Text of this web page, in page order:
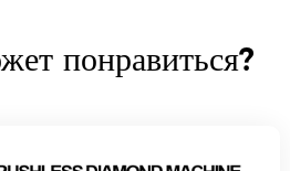
понравиться?